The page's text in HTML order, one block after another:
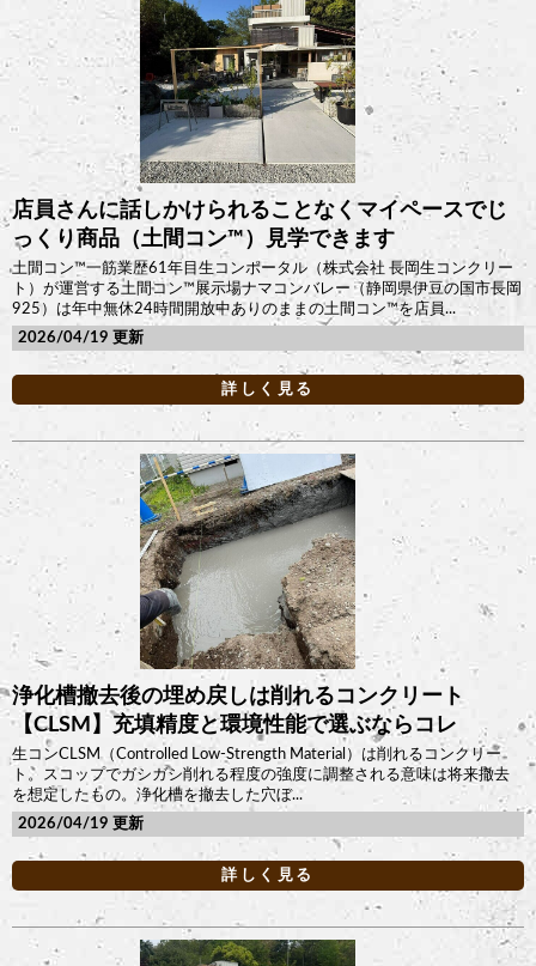
店員さんに話しかけられることなくマイペースでじ
っくり商品（土間コン™︎）見学できます
土間コン™︎一筋業歴61年目生コンポータル（株式会社 長岡生コンクリー
ト）が運営する土間コン™︎展示場ナマコンバレー（静岡県伊豆の国市長岡
925）は年中無休24時間開放中ありのままの土間コン™︎を店員...
2026/04/19
詳しく見る
浄化槽撤去後の埋め戻しは削れるコンクリート
【CLSM】充填精度と環境性能で選ぶならコレ
生コンCLSM（Controlled Low-Strength Material）は削れるコンクリー
ト。スコップでガシガシ削れる程度の強度に調整される意味は将来撤去
を想定したもの。浄化槽を撤去した穴ぼ...
2026/04/19
詳しく見る